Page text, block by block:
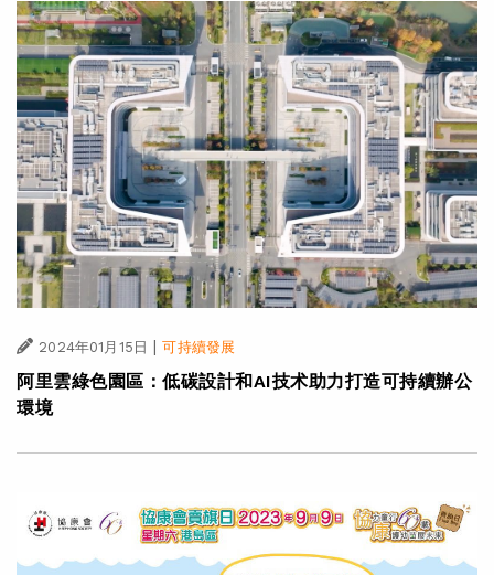
2024年01月15日 | 可持續發展
阿里雲綠色園區：低碳設計和AI技术助力打造可持續辦公
環境